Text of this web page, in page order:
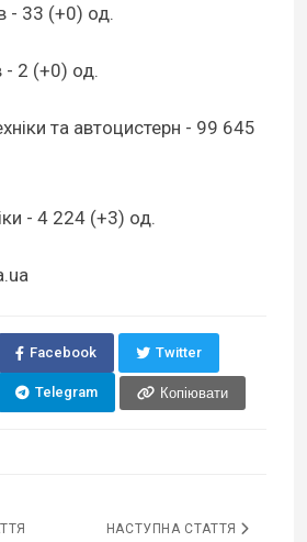
- 33 (+0) од.
- 2 (+0) од.
та автоцистерн - 99 645
- 4 224 (+3) од.
Facebook Twitter
Telegram Копіювати
НАСТУПНА СТАТТЯ